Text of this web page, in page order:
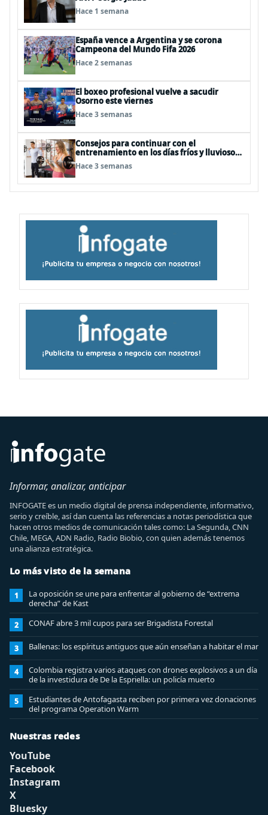
Hace 1 semana
España vence a Argentina y se corona
Campeona del Mundo Fifa 2026
Hace 2 semanas
El boxeo profesional vuelve a sacudir
Osorno este viernes
Hace 3 semanas
Consejos para continuar con el
entrenamiento en los días fríos y lluviosos
de invierno
Hace 3 semanas
Informar, analizar, anticipar
INFOGATE es un medio digital de prensa independiente, informativo,
serio y creíble, así dan cuenta las referencias a notas periodística que
hacen otros medios de comunicación tales como: La Segunda, CNN
Chile, MEGA, ADN Radio, Radio Biobio, con quien además tenemos
una alianza estratégica.
Lo más visto de la semana
1
La oposición se une para enfrentar al gobierno de “extrema
derecha” de Kast
2 CONAF abre 3 mil cupos para ser Brigadista Forestal
3 Ballenas: los espíritus antiguos que aún enseñan a habitar el mar
4
Colombia registra varios ataques con drones explosivos a un día
de la investidura de De la Espriella: un policía muerto
5
Estudiantes de Antofagasta reciben por primera vez donaciones
del programa Operation Warm
Nuestras redes
YouTube
Facebook
Instagram
X
Bluesky